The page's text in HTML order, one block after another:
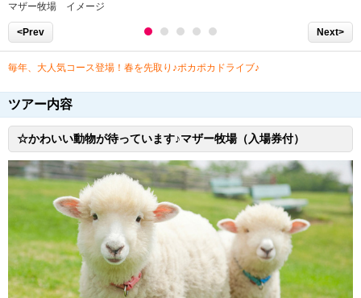
マザー牧場 イメージ
<Prev Next>
毎年、大人気コース登場！春を先取り♪ポカポカドライブ♪
ツアー内容
☆かわいい動物が待っています♪マザー牧場（入場券付）